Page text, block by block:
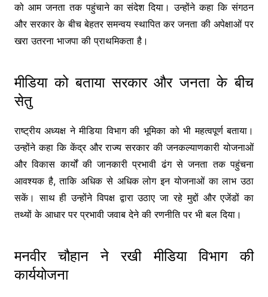
को आम जनता तक पहुंचाने का संदेश दिया। उन्होंने कहा कि संगठन
और सरकार के बीच बेहतर समन्वय स्थापित कर जनता की अपेक्षाओं पर
खरा उतरना भाजपा की प्राथमिकता है।
मीडिया को बताया सरकार और जनता के बीच
सेतु
राष्ट्रीय अध्यक्ष ने मीडिया विभाग की भूमिका को भी महत्वपूर्ण बताया।
उन्होंने कहा कि केंद्र और राज्य सरकार की जनकल्याणकारी योजनाओं
और विकास कार्यों की जानकारी प्रभावी ढंग से जनता तक पहुंचना
आवश्यक है, ताकि अधिक से अधिक लोग इन योजनाओं का लाभ उठा
सकें। साथ ही उन्होंने विपक्ष द्वारा उठाए जा रहे मुद्दों और एजेंडों का
तथ्यों के आधार पर प्रभावी जवाब देने की रणनीति पर भी बल दिया।
मनवीर चौहान ने रखी मीडिया विभाग की
कार्ययोजना